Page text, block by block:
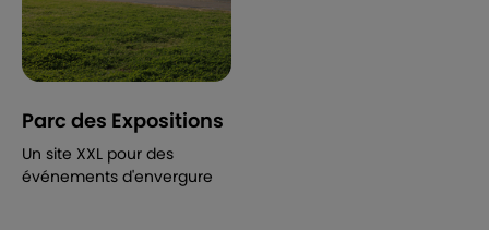
Parc des Expositions
Un site XXL pour des
événements d'envergure